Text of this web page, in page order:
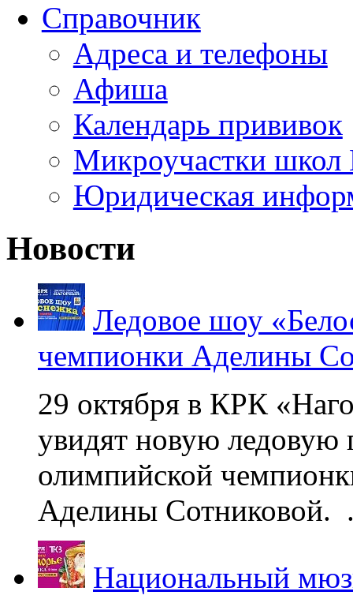
Справочник
Адреса и телефоны
Афиша
Календарь прививок
Микроучастки школ
Юридическая
Новости
Ледовое шоу
чемпионки Аделины
29 октября в КРК
увидят новую ледовую
олимпийской
Аделины Сотниковой.
Национальный